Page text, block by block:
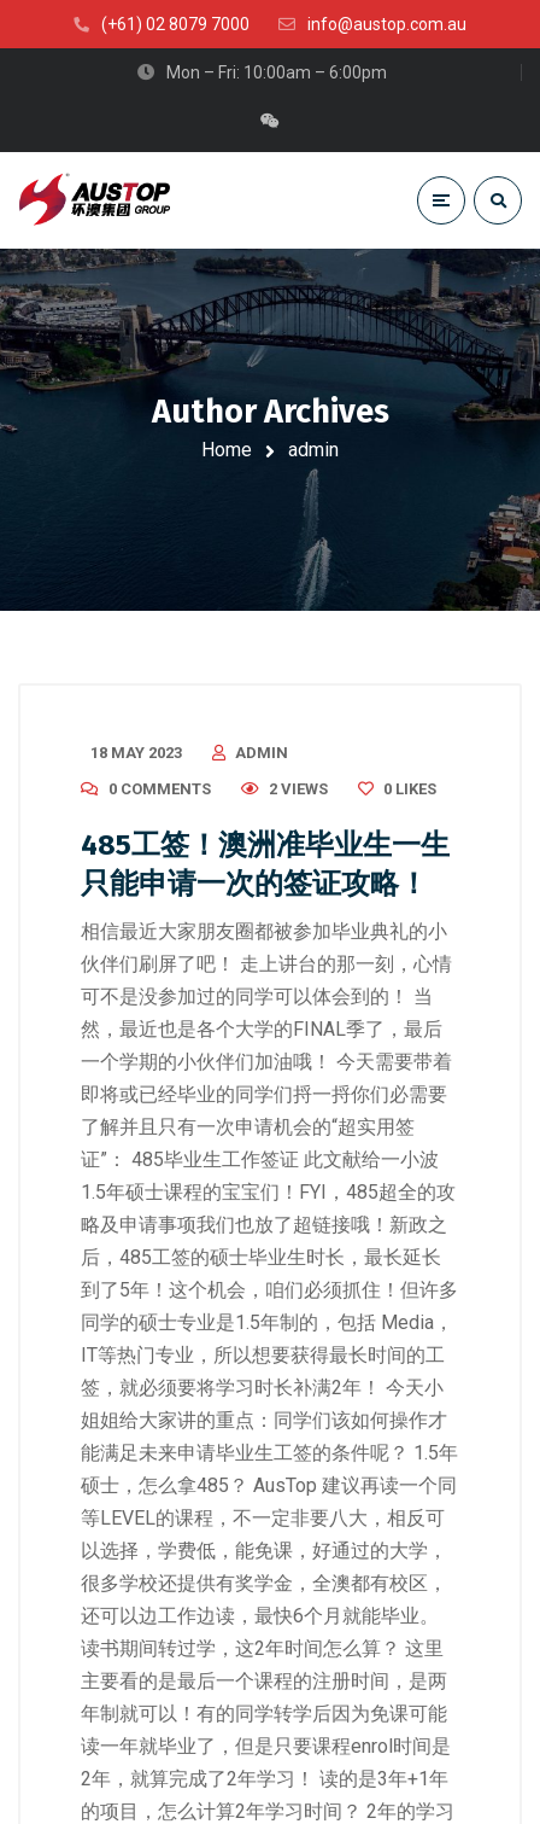
(+61) 02 8079 7000 info@austop.com.au
Mon – Fri: 10:00am – 6:00pm
Author Archives
Home admin
18 MAY 2023
ADMIN
0 COMMENTS
2 VIEWS 0 LIKES
485工签！澳洲准毕业生一生
只能申请一次的签证攻略！
相信最近大家朋友圈都被参加毕业典礼的小
伙伴们刷屏了吧！ 走上讲台的那一刻，心情
可不是没参加过的同学可以体会到的！ 当
然，最近也是各个大学的FINAL季了，最后
一个学期的小伙伴们加油哦！ 今天需要带着
即将或已经毕业的同学们捋一捋你们必需要
了解并且只有一次申请机会的“超实用签
证”： 485毕业生工作签证 此文献给一小波
1.5年硕士课程的宝宝们！FYI，485超全的攻
略及申请事项我们也放了超链接哦！新政之
后，485工签的硕士毕业生时长，最长延长
到了5年！这个机会，咱们必须抓住！但许多
同学的硕士专业是1.5年制的，包括 Media，
IT等热门专业，所以想要获得最长时间的工
签，就必须要将学习时长补满2年！ 今天小
姐姐给大家讲的重点：同学们该如何操作才
能满足未来申请毕业生工签的条件呢？ 1.5年
硕士，怎么拿485？ AusTop 建议再读一个同
等LEVEL的课程，不一定非要八大，相反可
以选择，学费低，能免课，好通过的大学，
很多学校还提供有奖学金，全澳都有校区，
还可以边工作边读，最快6个月就能毕业。
读书期间转过学，这2年时间怎么算？ 这里
主要看的是最后一个课程的注册时间，是两
年制就可以！有的同学转学后因为免课可能
读一年就毕业了，但是只要课程enrol时间是
2年，就算完成了2年学习！ 读的是3年+1年
的项目，怎么计算2年学习时间？ 2年的学习